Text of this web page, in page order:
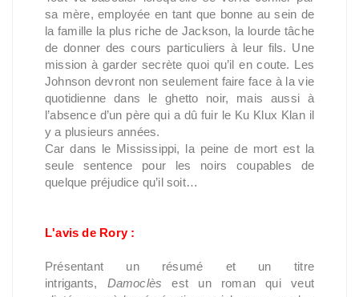
sa mère, employée en tant que bonne au sein de
la famille la plus riche de Jackson, la lourde tâche
de donner des cours particuliers à leur fils. Une
mission à garder secrète quoi qu’il en coute. Les
Johnson devront non seulement faire face à la vie
quotidienne dans le ghetto noir, mais aussi à
l’absence d’un père qui a dû fuir le Ku Klux Klan il
y a plusieurs années.
Car dans le Mississippi, la peine de mort est la
seule sentence pour les noirs coupables de
quelque préjudice qu’il soit…
L'avis de Rory :
Présentant un résumé et un titre
intrigants, Damoclès est un roman qui veut